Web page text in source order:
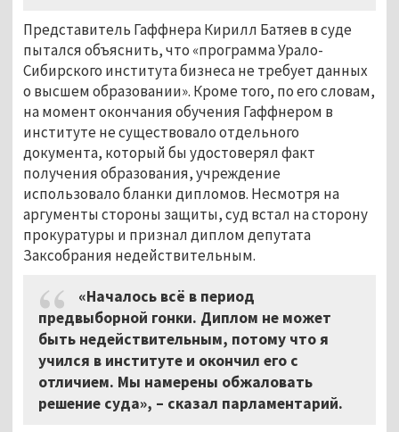
Представитель Гаффнера Кирилл Батяев в суде
пытался объяснить, что «программа Урало-
Сибирского института бизнеса не требует данных
о высшем образовании». Кроме того, по его словам,
на момент окончания обучения Гаффнером в
институте не существовало отдельного
документа, который бы удостоверял факт
получения образования, учреждение
использовало бланки дипломов. Несмотря на
аргументы стороны защиты, суд встал на сторону
прокуратуры и признал диплом депутата
Заксобрания недействительным.
«Началось всё в период
предвыборной гонки. Диплом не может
быть недействительным, потому что я
учился в институте и окончил его с
отличием. Мы намерены обжаловать
решение суда», – сказал парламентарий.